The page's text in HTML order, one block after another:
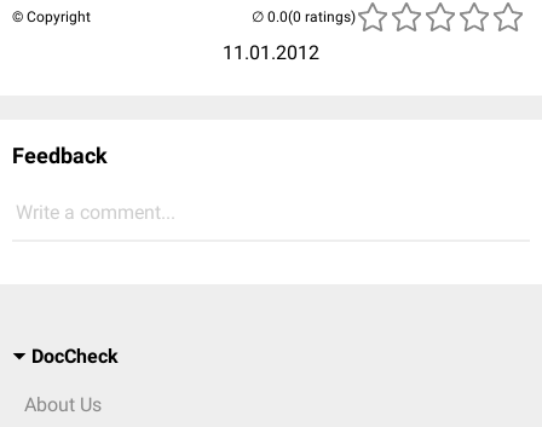
© Copyright
11.01.2012
(0 ratings)
Feedback
Write a comment...
DocCheck
About Us